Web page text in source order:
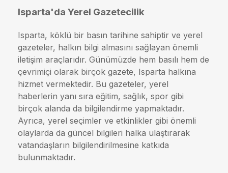
Isparta'da Yerel Gazetecilik
Isparta, köklü bir basın tarihine sahiptir ve yerel
gazeteler, halkın bilgi almasını sağlayan önemli
iletişim araçlarıdır. Günümüzde hem basılı hem de
çevrimiçi olarak birçok gazete, Isparta halkına
hizmet vermektedir. Bu gazeteler, yerel
haberlerin yanı sıra eğitim, sağlık, spor gibi
birçok alanda da bilgilendirme yapmaktadır.
Ayrıca, yerel seçimler ve etkinlikler gibi önemli
olaylarda da güncel bilgileri halka ulaştırarak
vatandaşların bilgilendirilmesine katkıda
bulunmaktadır.